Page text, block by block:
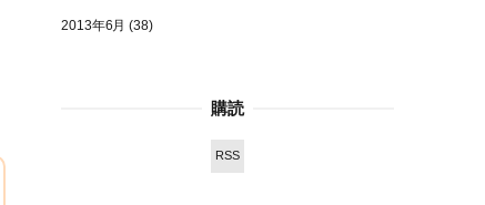
2013年6月 (38)
購読
RSS